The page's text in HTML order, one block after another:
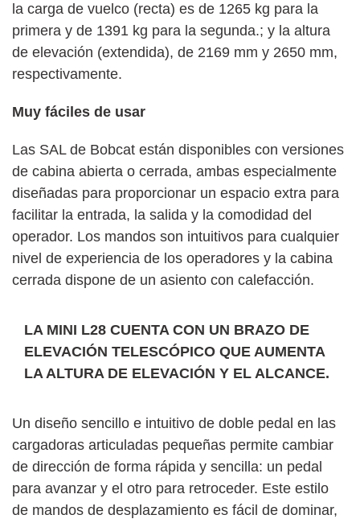
la carga de vuelco (recta) es de 1265 kg para la
primera y de 1391 kg para la segunda.; y la altura
de elevación (extendida), de 2169 mm y 2650 mm,
respectivamente.
Muy fáciles de usar
Las SAL de Bobcat están disponibles con versiones
de cabina abierta o cerrada, ambas especialmente
diseñadas para proporcionar un espacio extra para
facilitar la entrada, la salida y la comodidad del
operador. Los mandos son intuitivos para cualquier
nivel de experiencia de los operadores y la cabina
cerrada dispone de un asiento con calefacción.
LA MINI L28 CUENTA CON UN BRAZO DE
ELEVACIÓN TELESCÓPICO QUE AUMENTA
LA ALTURA DE ELEVACIÓN Y EL ALCANCE.
Un diseño sencillo e intuitivo de doble pedal en las
cargadoras articuladas pequeñas permite cambiar
de dirección de forma rápida y sencilla: un pedal
para avanzar y el otro para retroceder. Este estilo
de mandos de desplazamiento es fácil de dominar,